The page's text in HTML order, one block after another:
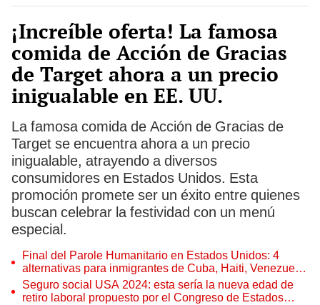
¡Increíble oferta! La famosa
comida de Acción de Gracias
de Target ahora a un precio
inigualable en EE. UU.
La famosa comida de Acción de Gracias de
Target se encuentra ahora a un precio
inigualable, atrayendo a diversos
consumidores en Estados Unidos. Esta
promoción promete ser un éxito entre quienes
buscan celebrar la festividad con un menú
especial.
Final del Parole Humanitario en Estados Unidos: 4
alternativas para inmigrantes de Cuba, Haiti, Venezuela
y Nicaragua
Seguro social USA 2024: esta sería la nueva edad de
retiro laboral propuesto por el Congreso de Estados